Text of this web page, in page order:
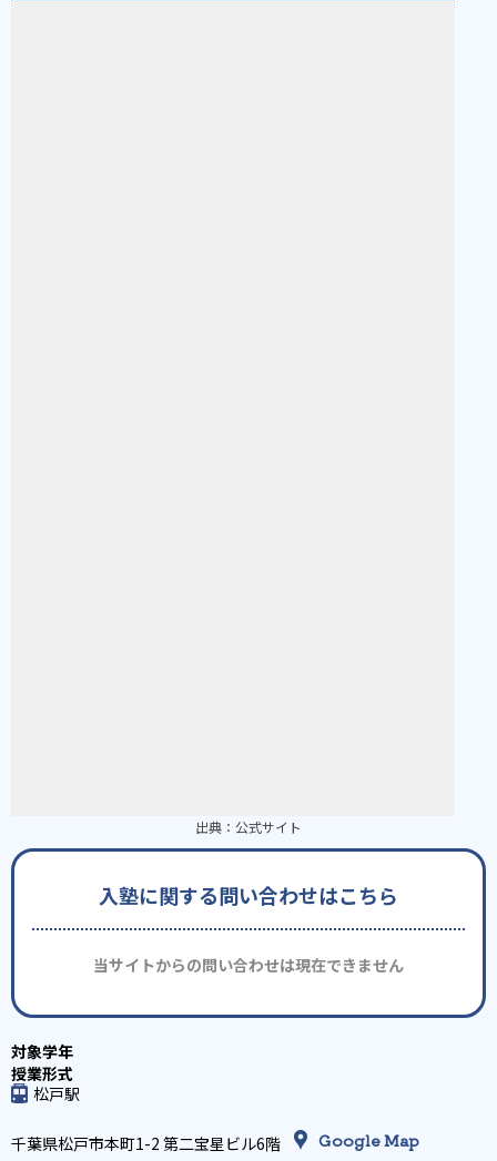
出典： 公式サイト
入塾に関する問い合わせはこちら
当サイトからの問い合わせは現在できません
松戸駅
千葉県松戸市本町1-2 第二宝星ビル6階 Google Map